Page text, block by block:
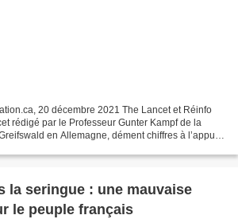
20 décembre 2021 The Lancet et Réinfo
rédigé par le Professeur Gunter Kampf de la
en Allemagne, dément chiffres à l’appui,
la seringue : une mauvaise
le peuple français